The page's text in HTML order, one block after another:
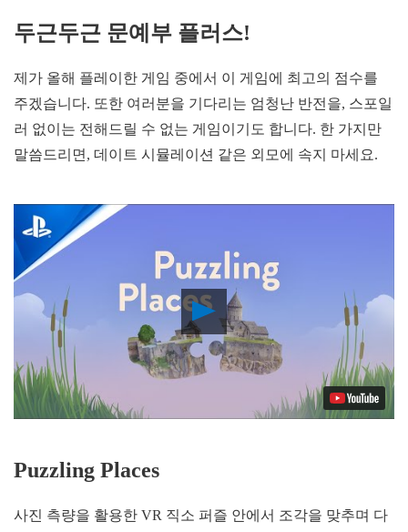
두근두근 문예부 플러스!
제가 올해 플레이한 게임 중에서 이 게임에 최고의 점수를
주겠습니다. 또한 여러분을 기다리는 엄청난 반전을, 스포일
러 없이는 전해드릴 수 없는 게임이기도 합니다. 한 가지만
말씀드리면, 데이트 시뮬레이션 같은 외모에 속지 마세요.
Play
Video
Puzzling Places
사진 측량을 활용한 VR 직소 퍼즐 안에서 조각을 맞추며 다